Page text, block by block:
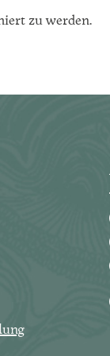
zu werden.